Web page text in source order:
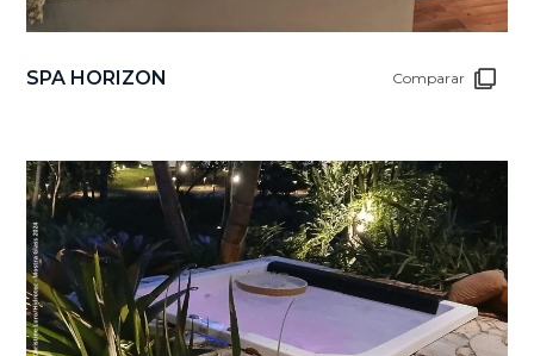
SPA HORIZON Comparar